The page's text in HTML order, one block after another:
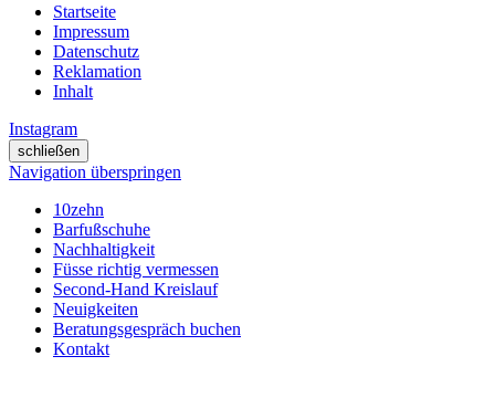
Startseite
Impressum
Datenschutz
Reklamation
Inhalt
Instagram
schließen
Navigation überspringen
10zehn
Barfußschuhe
Nachhaltigkeit
Füsse richtig vermessen
Second-Hand Kreislauf
Neuigkeiten
Beratungsgespräch buchen
Kontakt